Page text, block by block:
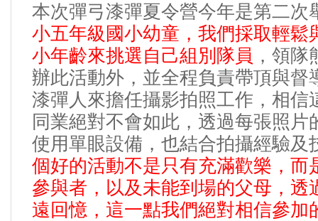
本次彈弓漆彈夏令營今年是第二次
小五年級國小幼童 ， 我們採取輕鬆
小年齡來挑選自己組別隊員 ， 領隊
辦此活動外 ， 並全程負責帶頂與督
漆彈人來擔任攝影拍照工作 ， 相信
同業絕對不會如此 ， 透過每張照片
使用單眼設備 ， 也結合拍攝經驗及
個好的活動不是只有充滿歡樂 ， 而
參與者 ， 以及未能到場的父母 ， 透
遠回憶 ，這一點我們絕對相信參